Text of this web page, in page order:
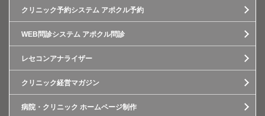
クリニック予約システム アポクル予約
WEB問診システム アポクル問診
レセコンアナライザー
クリニック経営マガジン
病院・クリニック ホームページ制作